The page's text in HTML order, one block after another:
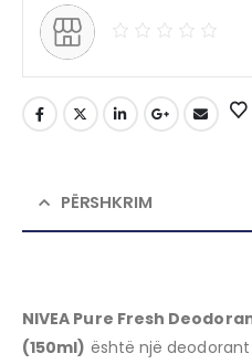
PËRSHKRIM
NIVEA Pure Fresh
(150ml) është një